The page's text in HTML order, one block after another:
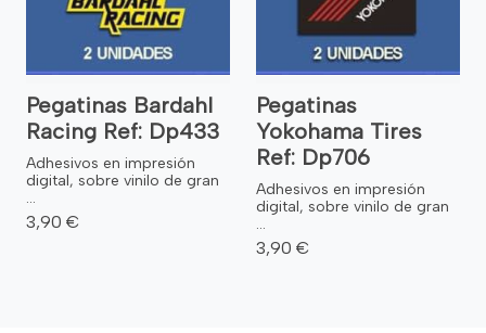
Pegatinas Bardahl
Racing Ref: Dp433
Adhesivos en impresión
digital, sobre vinilo de gran
...
3,90 €
Pegatinas
Yokohama Tires
Ref: Dp706
Adhesivos en impresión
digital, sobre vinilo de gran
...
3,90 €